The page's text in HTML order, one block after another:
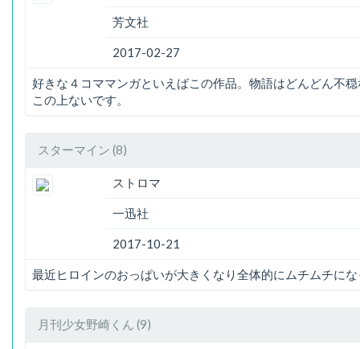
芳文社
2017-02-27
好きな４コママンガといえばこの作品。物語はどんどん不
この上ないです。
スターマイン (8)
ストロマ
一迅社
2017-10-21
最近ヒロインのおっぱいが大きくなり全体的にムチムチに
月刊少女野崎くん (9)